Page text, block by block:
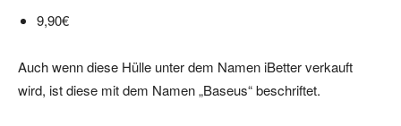
9,90€
Auch wenn diese Hülle unter dem Namen iBetter verkauft
wird, ist diese mit dem Namen „Baseus“ beschriftet.